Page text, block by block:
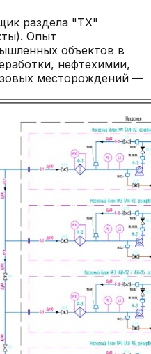
раздела "ТХ"
Опыт
объектов в
нефтехимии,
месторождений —